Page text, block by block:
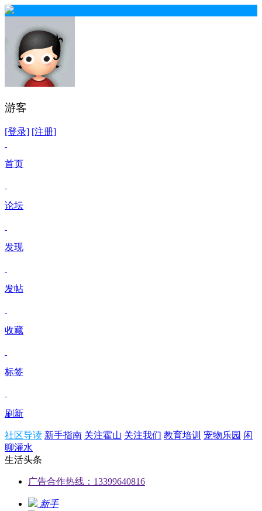
游客
[登录] [注册]
首页
论坛
发现
发帖
收藏
标签
刷新
社区导读 新手指南 关注霍山 关注我们 教育培训 宠物乐园 闲
聊灌水
生活头条
广告合作热线：13399640816
新手